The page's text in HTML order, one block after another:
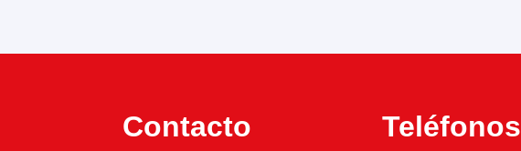
Contacto Teléfonos